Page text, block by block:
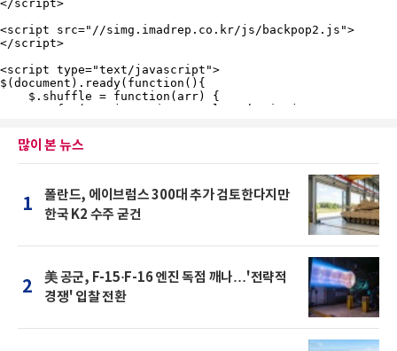
많이 본 뉴스
1
폴란드, 에이브럼스 300대 추가 검토한다지만
한국 K2 수주 굳건
2
美 공군, F-15·F-16 엔진 독점 깨나…'전략적
경쟁' 입찰 전환